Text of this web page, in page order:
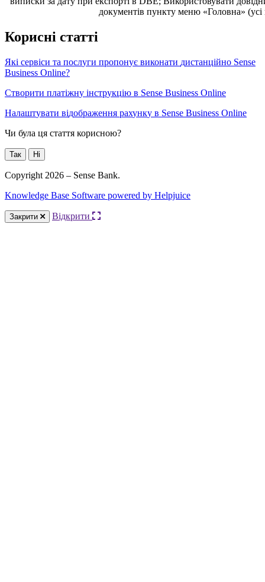
Корисні статті
Які сервіси та послуги пропонує виконати дистанційно Sense
Business Online?
Створити платіжну інструкцію в Sense Business Online
Налаштувати відображення рахунку в Sense Business Online
Чи була ця стаття корисною?
Так Ні
Copyright 2026 – Sense Bank.
Knowledge Base Software powered by Helpjuice
Закрити Відкрити